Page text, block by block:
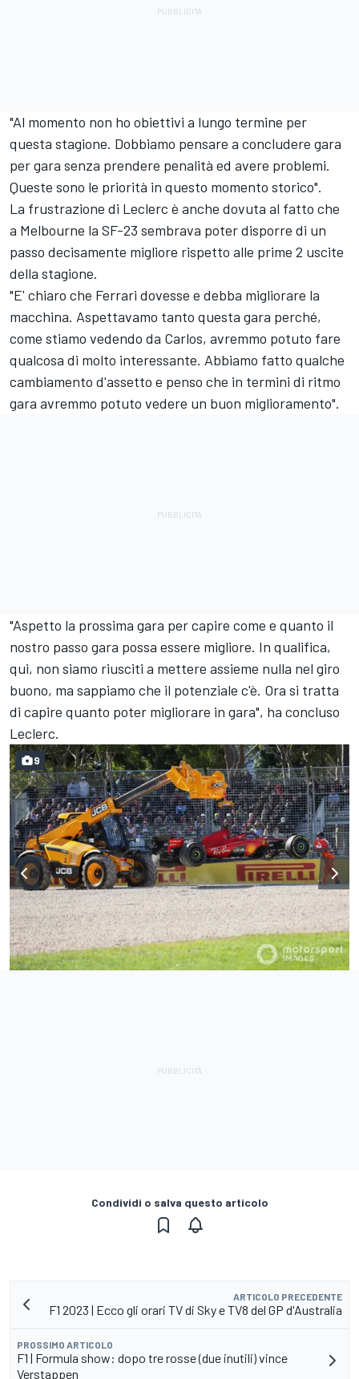
"Al momento non ho obiettivi a lungo termine per
questa stagione. Dobbiamo pensare a concludere gara
per gara senza prendere penalità ed avere problemi.
Queste sono le priorità in questo momento storico".
La frustrazione di Leclerc è anche dovuta al fatto che
a Melbourne la SF-23 sembrava poter disporre di un
passo decisamente migliore rispetto alle prime 2 uscite
della stagione.
"E' chiaro che Ferrari dovesse e debba migliorare la
macchina. Aspettavamo tanto questa gara perché,
come stiamo vedendo da Carlos, avremmo potuto fare
qualcosa di molto interessante. Abbiamo fatto qualche
cambiamento d'assetto e penso che in termini di ritmo
gara avremmo potuto vedere un buon miglioramento".
"Aspetto la prossima gara per capire come e quanto il
nostro passo gara possa essere migliore. In qualifica,
qui, non siamo riusciti a mettere assieme nulla nel giro
buono, ma sappiamo che il potenziale c'è. Ora si tratta
di capire quanto poter migliorare in gara", ha concluso
Leclerc.
9
Condividi o salva questo articolo
ARTICOLO PRECEDENTE
F1 2023 | Ecco gli orari TV di Sky e TV8 del GP d'Australia
PROSSIMO ARTICOLO
F1 | Formula show: dopo tre rosse (due inutili) vince
Verstappen